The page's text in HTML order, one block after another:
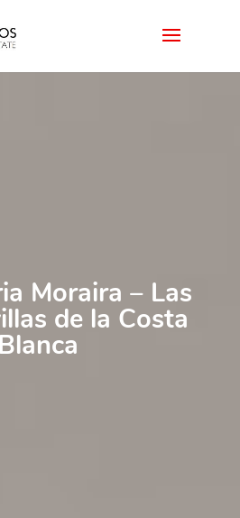
Moraira – Las
de la Costa
Blanca